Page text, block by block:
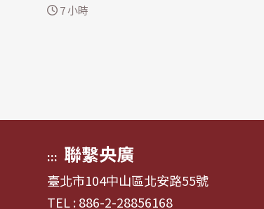
死亡、29名士兵受傷，是雙方長年衝
7 小時
::: 聯繫央廣
臺北市104中山區北安路55號
TEL : 886-2-28856168